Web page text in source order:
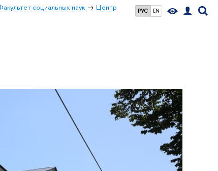
РУС EN
социальных наук
Центр